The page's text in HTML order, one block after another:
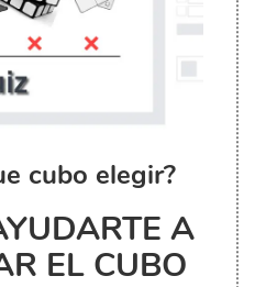
cubo elegir?
A
EL CUBO